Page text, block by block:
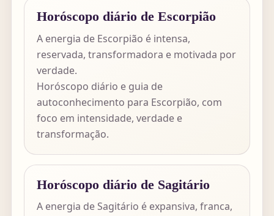
Horóscopo diário de Escorpião
A energia de Escorpião é intensa,
reservada, transformadora e motivada por
verdade.
Horóscopo diário e guia de
autoconhecimento para Escorpião, com
foco em intensidade, verdade e
transformação.
Horóscopo diário de Sagitário
A energia de Sagitário é expansiva, franca,